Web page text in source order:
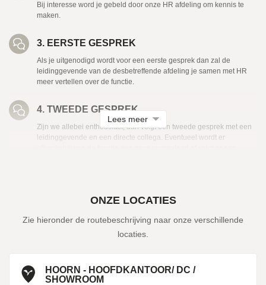
Bij interesse word je gebeld door onze HR afdeling om kennis te
maken.
3. EERSTE GESPREK
Als je uitgenodigd wordt voor een eerste gesprek dan zal de
leidinggevende van de desbetreffende afdeling je samen met HR
meer vertellen over de functie.
4. TWEEDE GESPREK
Zijn we allebei enthousiast, dan volgt een tweede gesprek met een
leidinggevende en een directe collega. Eventueel wordt er
Van onze HR afdeling ontvang je een contractvoorstel.
ONZE LOCATIES
Zie hieronder de routebeschrijving naar onze verschillende
locaties.
HOORN - HOOFDKANTOOR/ DC /
SHOWROOM